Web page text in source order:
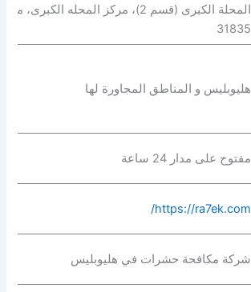
المحلة الكبرى (قسم 2)، مركز المحله
31835
هليوبليس و المناطق المجاورة لها
مفتوح على مدار 24 ساعة
https://ra7ek.com/
شركة مكافحة حشرات في هليوبليس